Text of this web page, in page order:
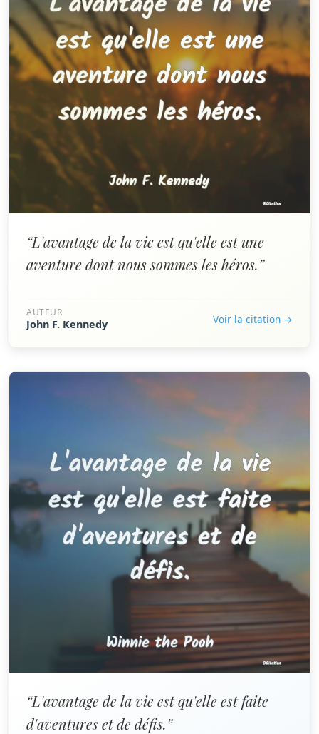
“L'avantage de la vie est qu'elle est une
aventure dont nous sommes les héros.”
AUTEUR
John F. Kennedy Voir la citation →
“L'avantage de la vie est qu'elle est faite
d'aventures et de défis.”